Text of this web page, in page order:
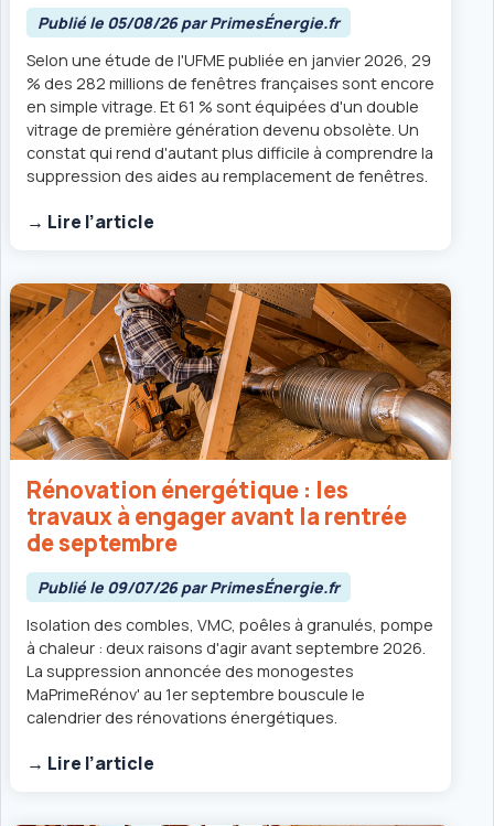
Publié le 05/08/26 par PrimesÉnergie.fr
Selon une étude de l'UFME publiée en janvier 2026, 29
% des 282 millions de fenêtres françaises sont encore
en simple vitrage. Et 61 % sont équipées d'un double
vitrage de première génération devenu obsolète. Un
constat qui rend d'autant plus difficile à comprendre la
suppression des aides au remplacement de fenêtres.
→ Lire l’article
Rénovation énergétique : les
travaux à engager avant la rentrée
de septembre
Publié le 09/07/26 par PrimesÉnergie.fr
Isolation des combles, VMC, poêles à granulés, pompe
à chaleur : deux raisons d'agir avant septembre 2026.
La suppression annoncée des monogestes
MaPrimeRénov' au 1er septembre bouscule le
calendrier des rénovations énergétiques.
→ Lire l’article